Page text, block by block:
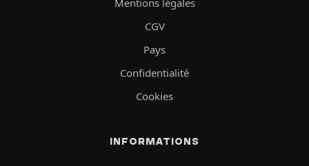
CGV
Pays
Confidentialité
Cookies
INFORMATIONS